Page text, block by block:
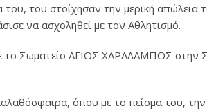
του στοίχησαν την μερική
να ασχοληθεί με τον Αθλητισμό.
το Σωματείο ΑΓΙΟΣ ΧΑΡΑΛΑΜΠΟΣ στην
όπου με το πείσμα του,